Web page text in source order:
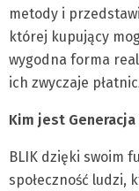
metody i
której kupujący
wygodna forma
ich zwyczaje
Kim jest Generacja
BLIK dzięki swoim
społeczność ludzi,